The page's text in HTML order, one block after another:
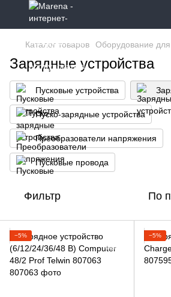
Каталог товаров Оборудование
Зарядные устройства
Пусковые устройства
Пуско-зарядные устройства
Преобразователи напряжения
Пусковые провода
Фильтр По
−5% −5%